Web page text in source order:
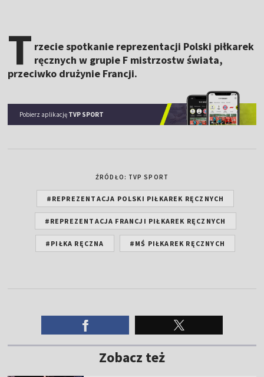
T rzecie spotkanie reprezentacji Polski piłkarek
ręcznych w grupie F mistrzostw świata,
przeciwko drużynie Francji.
Pobierz aplikację TVP SPORT
ŹRÓDŁO: TVP SPORT
#REPREZENTACJA POLSKI PIŁKAREK RĘCZNYCH
#REPREZENTACJA FRANCJI PIŁKAREK RĘCZNYCH
#PIŁKA RĘCZNA #MŚ PIŁKAREK RĘCZNYCH
Zobacz też